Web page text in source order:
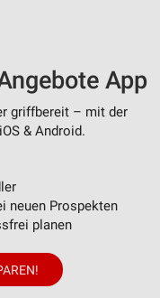
App
griffbereit – mit der
& Android.
neuen Prospekten
planen